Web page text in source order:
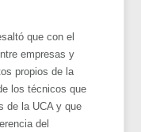
que con el
empresas y
propios de la
los técnicos que
de la UCA y que
del